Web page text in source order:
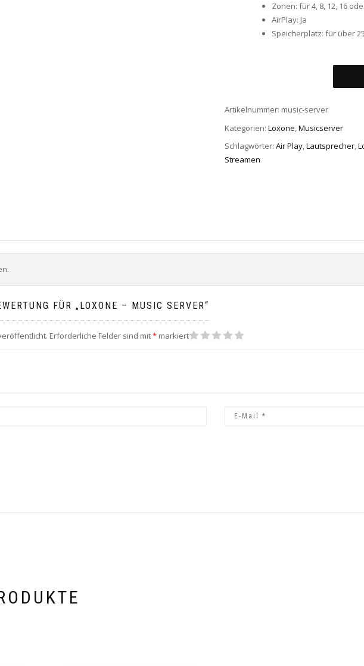
Zonen: für 4, 8, 12, 16
AirPlay: Ja
Speicherplatz: für über
Artikelnummer: music-server
Kategorien: Loxone Musicserver
Schlagwörter: Air Play,Lautsprecher,
Streamen
FÜR „LOXONE – MUSIC SERVER“
Erforderliche Felder sind mit* markiert1
2
3
4
5